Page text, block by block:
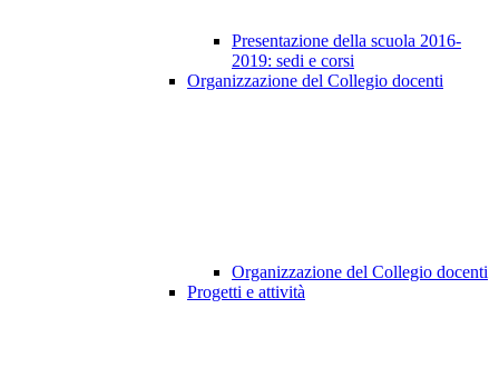
Presentazione della scuola 2016-
2019: sedi e corsi
Organizzazione del Collegio docenti
Organizzazione del Collegio docenti
Progetti e attività